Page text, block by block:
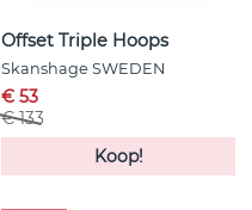
Offset Triple Hoops
Skanshage SWEDEN
€ 53
€ 133
Koop!